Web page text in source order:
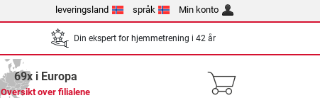
leveringsland språk Min konto
Din ekspert for hjemmetrening i 42 år
69x i Europa
Oversikt over filialene